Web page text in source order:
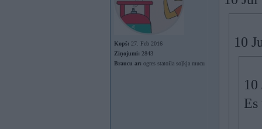
Kopš: 27. Feb 2016
Ziņojumi: 2843
Braucu ar: ogres statoila soļkja mucu
10